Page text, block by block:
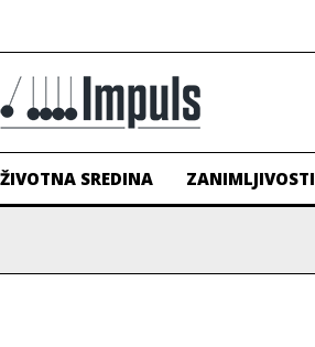
ŽIVOTNA SREDINA ZANIMLJIVOSTI